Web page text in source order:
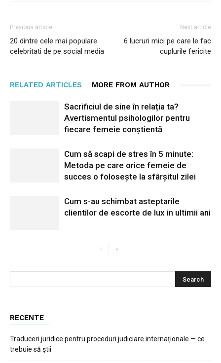
Previous article
20 dintre cele mai populare
celebritati de pe social media
Next article
6 lucruri mici pe care le fac
cuplurile fericite
RELATED ARTICLES MORE FROM AUTHOR
Sacrificiul de sine în relația ta?
Avertismentul psihologilor pentru
fiecare femeie conștientă
Cum să scapi de stres în 5 minute:
Metoda pe care orice femeie de
succes o folosește la sfârșitul zilei
Cum s-au schimbat asteptarile
clientilor de escorte de lux in ultimii ani
RECENTE
Traduceri juridice pentru proceduri judiciare internaționale — ce
trebuie să știi